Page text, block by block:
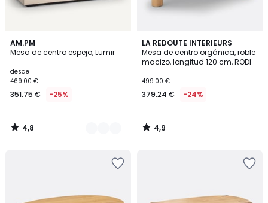
AM.PM
Mesa de centro espejo, Lumir
desde
469.00 €
351.75 € -25%
4,8
/ 5
2
Colores
4,8
/
LA REDOUTE INTERIEURS
Mesa de centro orgánica, roble
macizo, longitud 120 cm, RODI
499.00 €
379.24 € -24%
4,9
/ 5
4,9
/